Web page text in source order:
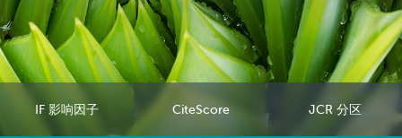
科研诚信
出版费用
加入我们
IF 影响因子 CiteScore JCR 分区